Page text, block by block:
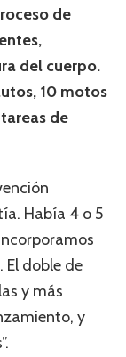
de
del cuerpo.
10 motos
de
Había 4 o 5
El doble de
y más
y